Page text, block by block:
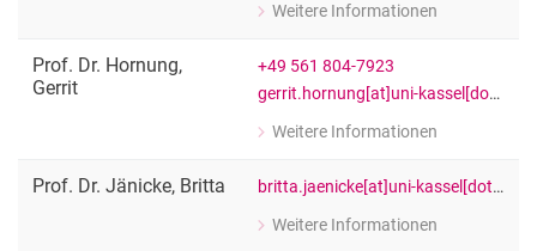
Weitere Informationen
zu Prof. Dr. Andra-Ioana Horcea-
Prof. Dr. Hornung,
Gerrit
+49 561 804-7923
gerrit.hornung[at]uni-kassel[dot]de
Weitere Informationen
zu Prof. Dr. Gerrit Hornung
Prof. Dr. Jänicke, Britta
britta.jaenicke[at]uni-kassel[dot]de
Weitere Informationen
zu Prof. Dr. Britta Jänicke